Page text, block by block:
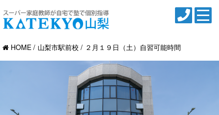
HOME 山梨市駅前校 ２月１９日（土）自習可能時間